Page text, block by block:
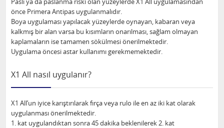
önce Primera Antipas uygulanmalıdır.
Boya uygulaması yapılacak yüzeylerde oynayan, kabaran veya
kalkmış bir alan varsa bu kısımların onarılması, sağlam olmayan
kaplamaların ise tamamen sökülmesi önerilmektedir.
Uygulama öncesi astar kullanımı gerekmemektedir.
X1 All nasıl uygulanır?
X1 All’un iyice karıştırılarak fırça veya rulo ile en az iki kat olarak
uygulanması önerilmektedir.
1. kat uygulandıktan sonra 45 dakika beklenilerek 2. kat